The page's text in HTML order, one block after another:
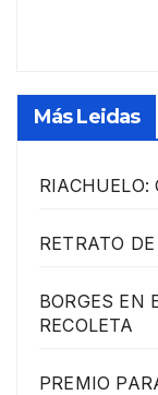
Más Leidas
RETRATO
BORGES EN
RECOLETA
PREMIO